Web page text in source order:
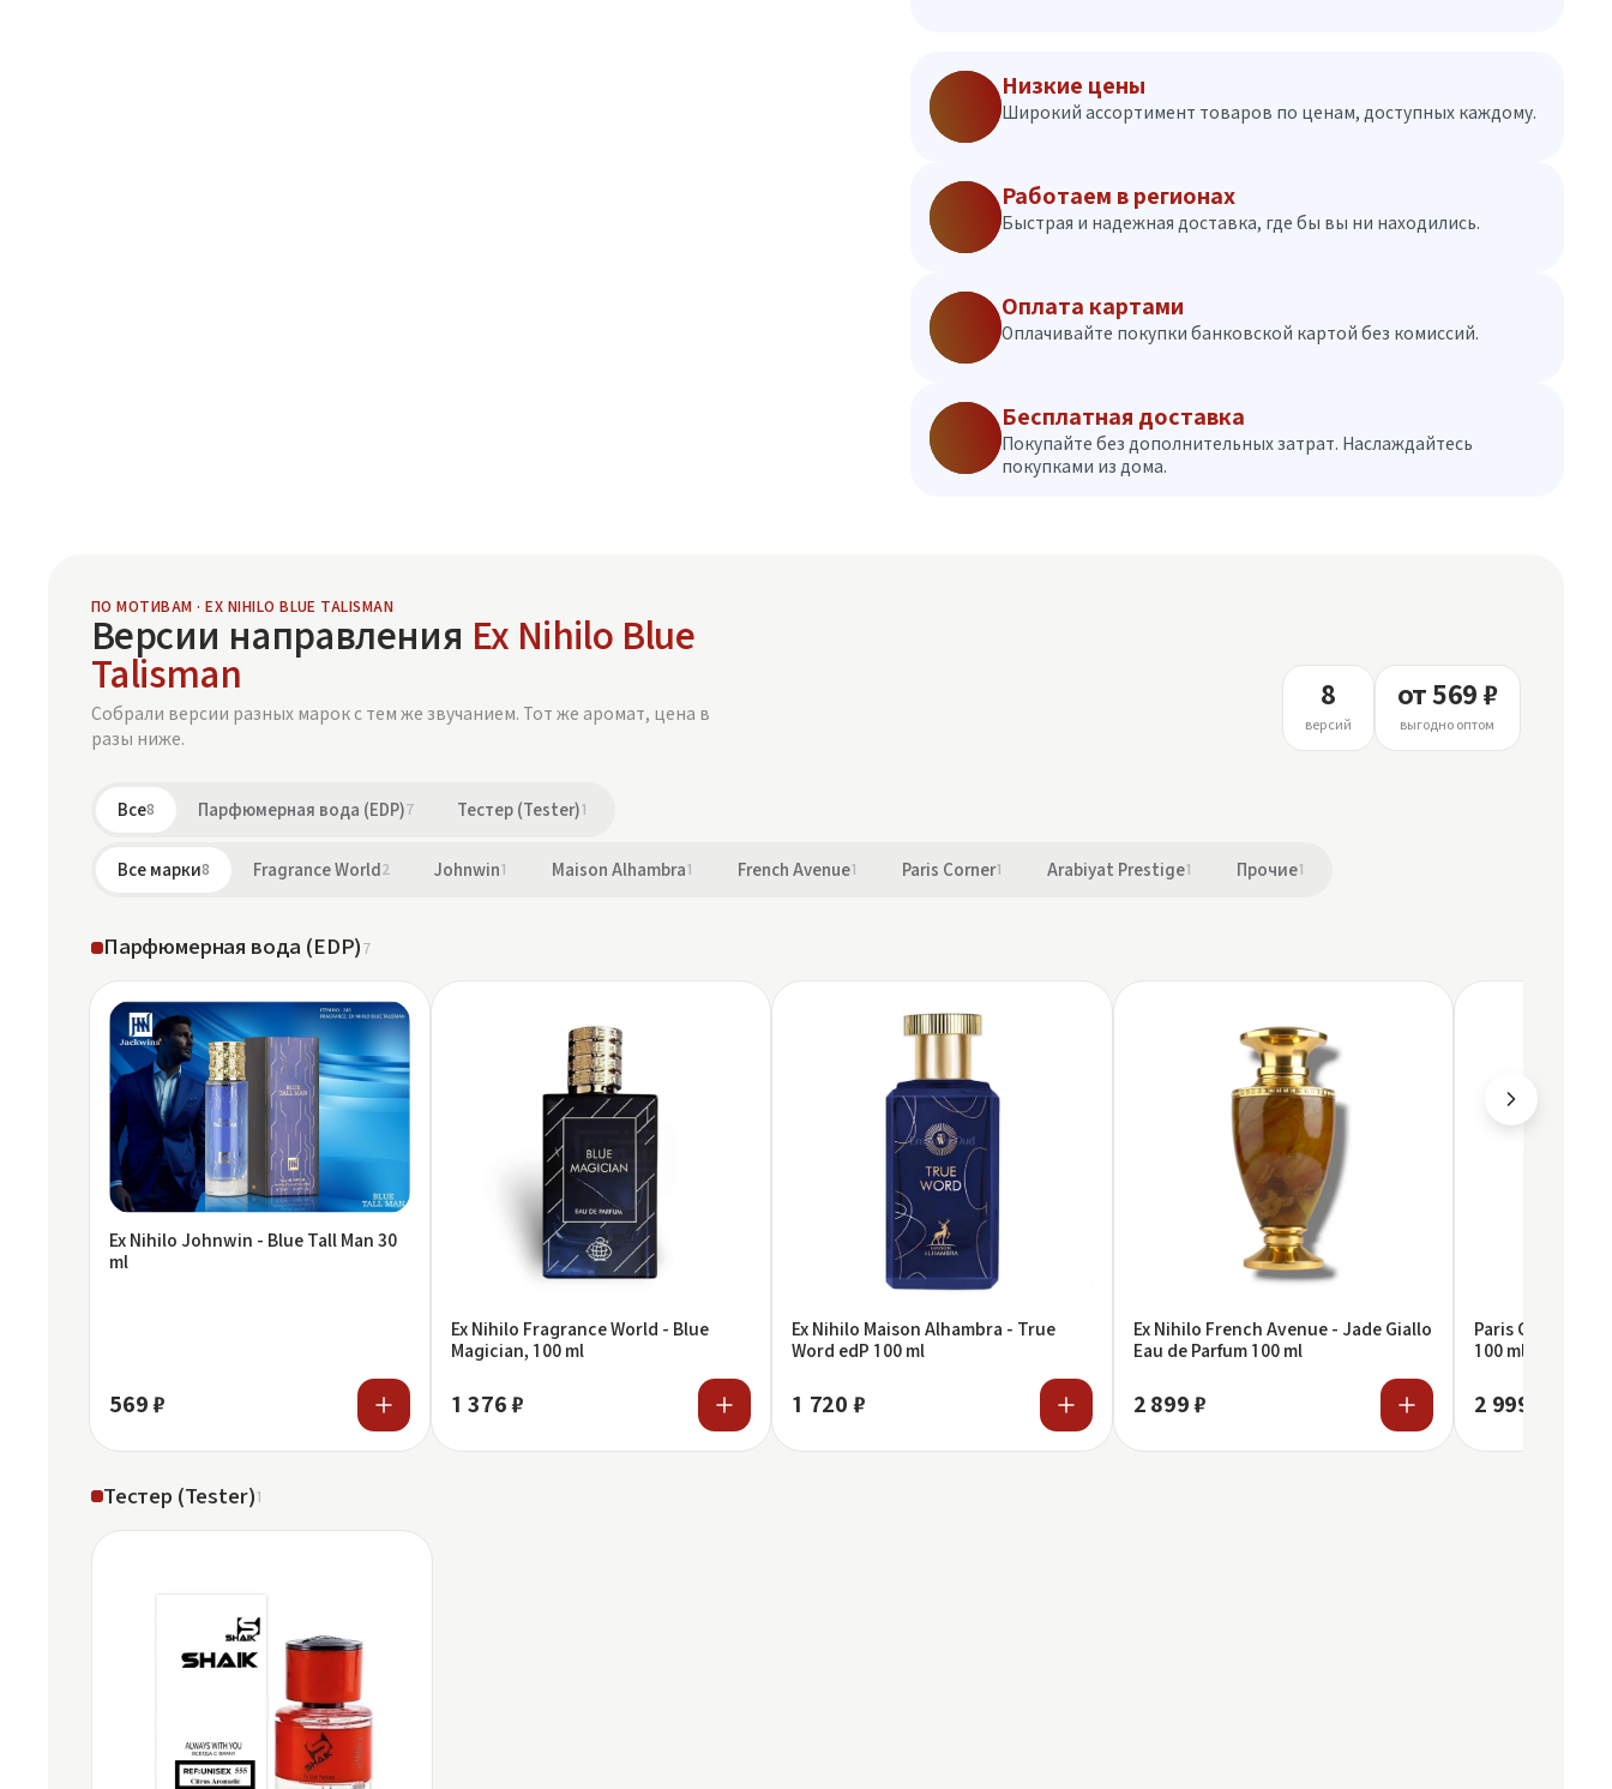
Низкие цены
Широкий ассортимент товаров по ценам, доступных каждому.
Работаем в регионах
Быстрая и надежная доставка, где бы вы ни находились.
Оплата картами
Оплачивайте покупки банковской картой без комиссий.
Бесплатная доставка
Покупайте без дополнительных затрат. Наслаждайтесь
покупками из дома.
ПО МОТИВАМ · EX NIHILO BLUE TALISMAN
Версии направления Ex Nihilo Blue
Talisman
Собрали версии разных марок с тем же звучанием. Тот же аромат, цена в
разы ниже.
8
версий
от 569 ₽
выгодно оптом
Все8 Парфюмерная вода (EDP)7 Тестер (Tester)1
Все марки8 Fragrance World 2 Johnwin1 Maison Alhambra1 French Avenue1 Paris Corner1 Arabiyat Prestige1 Прочие1
Парфюмерная вода (EDP)7
Ex Nihilo Johnwin - Blue Tall Man 30
ml
569 ₽
Ex Nihilo Fragrance World - Blue
Magician, 100 ml
1 376 ₽
Ex Nihilo Maison Alhambra - True
Word edP 100 ml
1 720 ₽
Ex Nihilo French Avenue - Jade Giallo
Eau de Parfum 100 ml
2 899 ₽
Paris Corner -
100 ml
2 999 ₽
Тестер (Tester)1